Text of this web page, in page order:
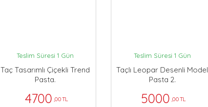
Teslim Süresi 1 Gün
Taç Tasarımlı Çiçekli Trend
Pasta.
4700 ,00 TL
Teslim Süresi 1 Gün
Taçlı Leopar Desenli Model
Pasta 2.
5000 ,00 TL